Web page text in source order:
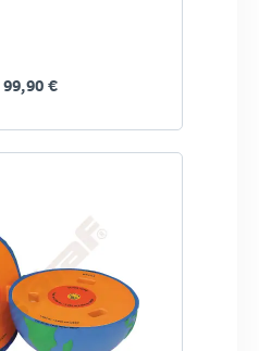
99,90 €